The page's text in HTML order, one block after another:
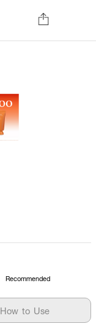
Recommended
How to Use